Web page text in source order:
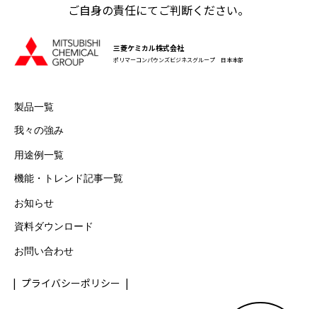
ご自身の責任にてご判断ください。
三菱ケミカル株式会社
ポリマーコンパウンズビジネスグループ 日本本部
製品一覧
我々の強み
用途例一覧
機能・トレンド記事一覧
お知らせ
資料ダウンロード
お問い合わせ
プライバシーポリシー